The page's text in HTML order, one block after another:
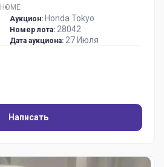
HOME
Аукцион: Honda Tokyo
Номер лота: 28042
Дата аукциона: 27 Июля
Написать